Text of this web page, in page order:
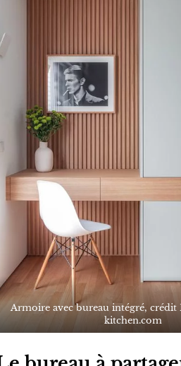
Armoire avec bureau intégré, crédit
kitchen.com